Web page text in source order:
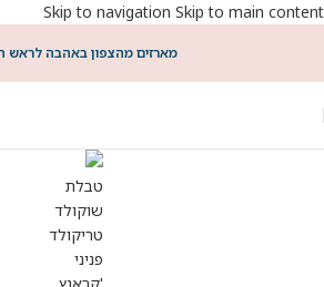
Skip to navigation Skip to main content
מארזים מהצפון באהבה לראש